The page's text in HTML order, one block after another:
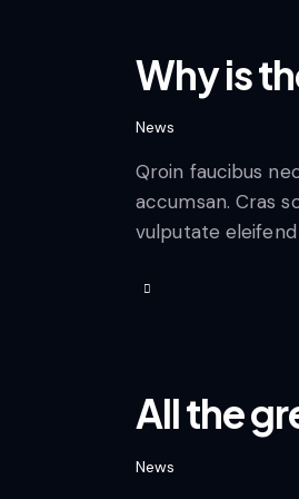
Why is
News
Qroin faucibus
accumsan. Cras
vulputate
All the
News